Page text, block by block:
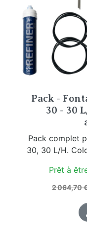
Pack -
30 - 30
Pack complet
30, 30 L/H.
Prêt à
Prix de
2 064,70